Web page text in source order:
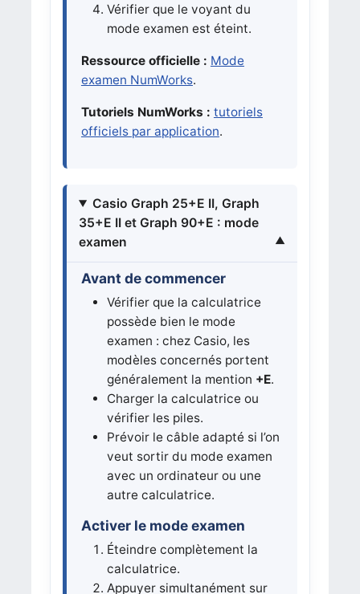
Vérifier que le voyant du
mode examen est éteint.
Ressource officielle : Mode
examen NumWorks.
Tutoriels NumWorks : tutoriels
officiels par application.
Casio Graph 25+E II, Graph
35+E II et Graph 90+E : mode
examen
Avant de commencer
Vérifier que la calculatrice
possède bien le mode
examen : chez Casio, les
modèles concernés portent
généralement la mention +E.
Charger la calculatrice ou
vérifier les piles.
Prévoir le câble adapté si l’on
veut sortir du mode examen
avec un ordinateur ou une
autre calculatrice.
Activer le mode examen
Éteindre complètement la
calculatrice.
Appuyer simultanément sur